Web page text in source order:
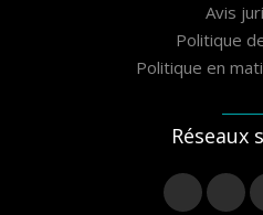
Avis
Politique
Politique en
Réseaux